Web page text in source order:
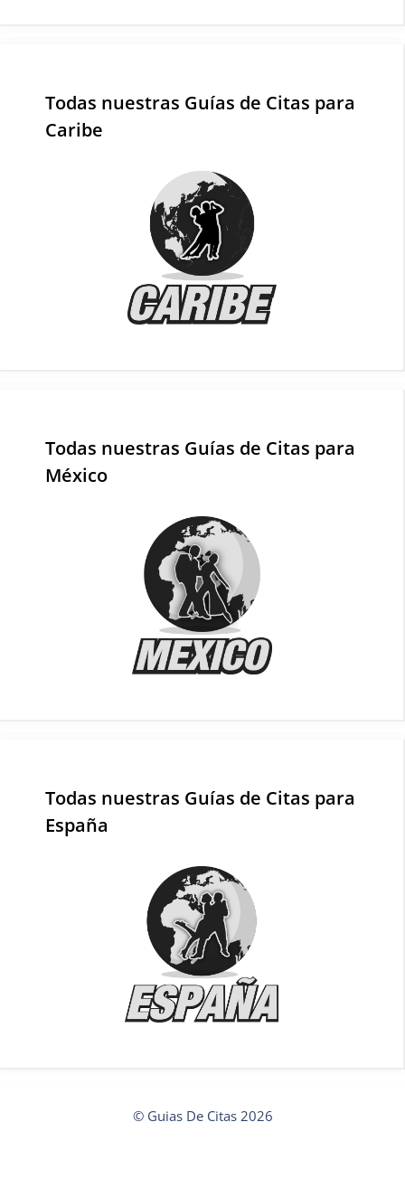
Todas nuestras Guías de Citas para
Caribe
Todas nuestras Guías de Citas para
México
Todas nuestras Guías de Citas para
España
© Guias De Citas 2026